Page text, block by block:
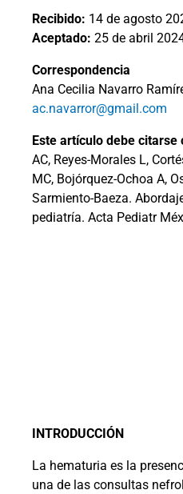
Recibido: 14 de agosto
Aceptado: 25 de abril
Correspondencia
Ana Cecilia Navarro
ac.navarror@gmail.com
Este artículo debe citarse
AC, Reyes-Morales L,
MC, Bojórquez-Ochoa A,
Sarmiento-Baeza.
pediatría. Acta Pediatr
INTRODUCCIÓN
La hematuria es la
una de las consultas